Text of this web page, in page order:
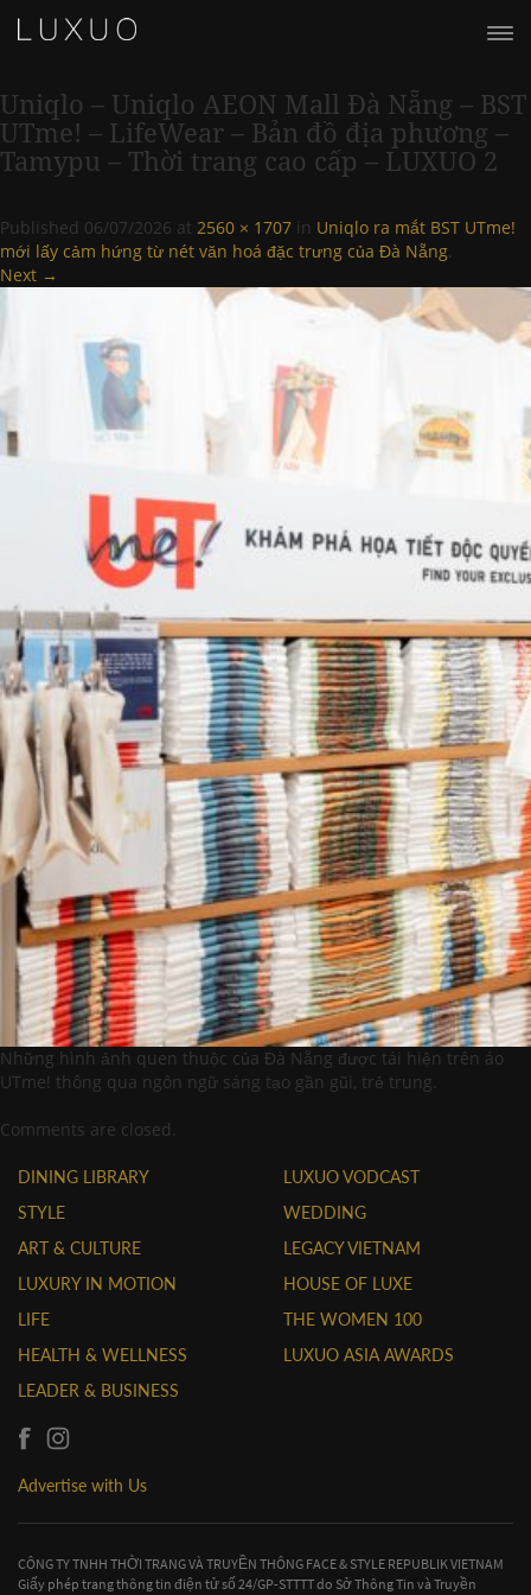
Uniqlo – Uniqlo AEON Mall Đà Nẵng – BST
UTme! – LifeWear – Bản đồ địa phương –
Tamypu – Thời trang cao cấp – LUXUO 2
Published 06/07/2026 at 2560 × 1707 in Uniqlo ra mắt BST UTme!
mới lấy cảm hứng từ nét văn hoá đặc trưng của Đà Nẵng.
Next →
Những hình ảnh quen thuộc của Đà Nẵng được tái hiện trên áo
UTme! thông qua ngôn ngữ sáng tạo gần gũi, trẻ trung.
Comments are closed.
DINING LIBRARY
STYLE
ART & CULTURE
LUXURY IN MOTION
LIFE
HEALTH & WELLNESS
LEADER & BUSINESS
LUXUO VODCAST
WEDDING
LEGACY VIETNAM
HOUSE OF LUXE
THE WOMEN 100
LUXUO ASIA AWARDS
Advertise with Us
CÔNG TY TNHH THỜI TRANG VÀ TRUYỀN THÔNG FACE & STYLE REPUBLIK VIETNAM
Giấy phép trang thông tin điện tử số 24/GP-STTTT do Sở Thông Tin và Truyền